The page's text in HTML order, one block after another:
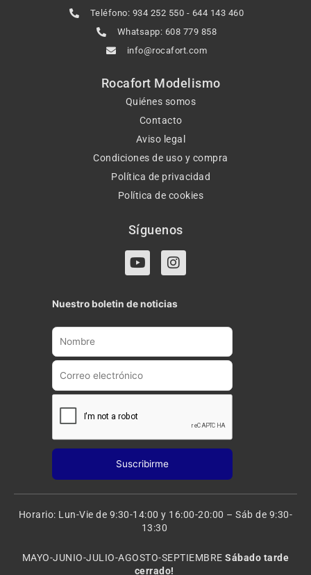
Teléfono: 934 252 550 - 644 143 460
Whatsapp: 608 779 858
info@rocafort.com
Rocafort Modelismo
Quiénes somos
Contacto
Aviso legal
Condiciones de uso y compra
Política de privacidad
Política de cookies
Síguenos
Y
o
t
u
b
I
n
t
a
g
a
Nuestro boletin de noticias
Horario: Lun-Vie de 9:30-14:00 y 16:00-20:00 – Sáb de 9:30-
13:30
MAYO-JUNIO-JULIO-AGOSTO-SEPTIEMBRESábado tarde
cerrado!